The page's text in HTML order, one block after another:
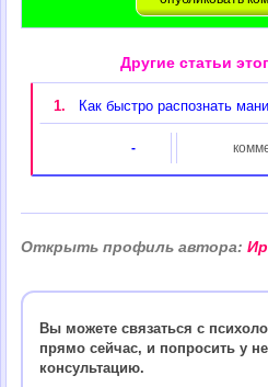
Другие статьи
1. Как быстро распознать
-
Открыть профиль автора:
Вы можете связаться с
прямо сейчас, и попросить у
консультацию.